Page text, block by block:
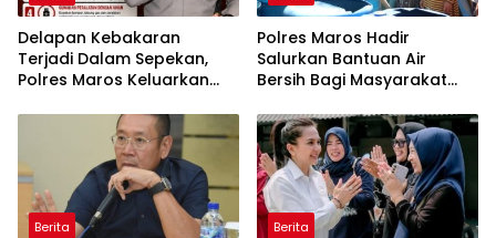
Delapan Kebakaran
Terjadi Dalam Sepekan,
Polres Maros Keluarkan
Masyarakat
Polres Maros Hadir
Salurkan Bantuan Air
Bersih Bagi Masyarakat
Di Maros
Berita Berita